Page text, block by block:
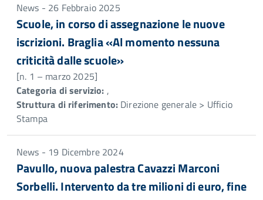
News - 26 Febbraio 2025
Scuole, in corso di assegnazione le nuove
iscrizioni. Braglia «Al momento nessuna
criticità dalle scuole»
[n. 1 – marzo 2025]
Categoria di servizio: ,
Struttura di riferimento: Direzione generale > Ufficio
Stampa
News - 19 Dicembre 2024
Pavullo, nuova palestra Cavazzi Marconi
Sorbelli. Intervento da tre milioni di euro, fine